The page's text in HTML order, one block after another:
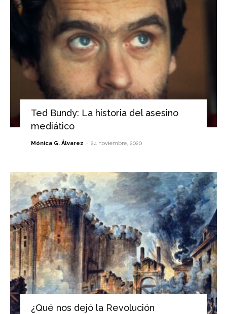
Ted Bundy: La historia del asesino
mediático
Mónica G. Álvarez - 24 noviembre, 2020
¿Qué nos dejó la Revolución